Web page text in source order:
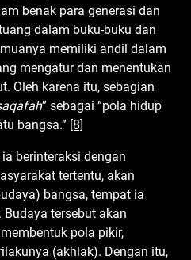
benak para generasi dan
dalam buku-buku dan
memiliki andil dalam
mengatur dan menentukan
Oleh karena itu, sebagian
” sebagai “pola hidup
bangsa.” [8]
dengan
tertentu, akan
bangsa, tempat ia
tersebut akan
pola pikir,
(akhlak). Dengan itu,